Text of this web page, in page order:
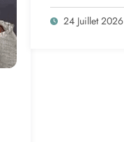
24 Juillet 2026